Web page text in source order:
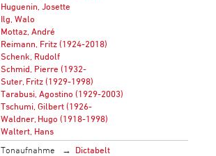
Huguenin, Josette
Ilg, Walo
Mottaz, André
Reimann, Fritz (1924-2018)
Schenk, Rudolf
Schmid, Pierre (1932-
Suter, Fritz (1929-1998)
Tarabusi, Agostino (1929-2003)
Tschumi, Gilbert (1926-
Waldner, Hugo (1918-1998)
Waltert, Hans
Tonaufnahme
Dictabelt